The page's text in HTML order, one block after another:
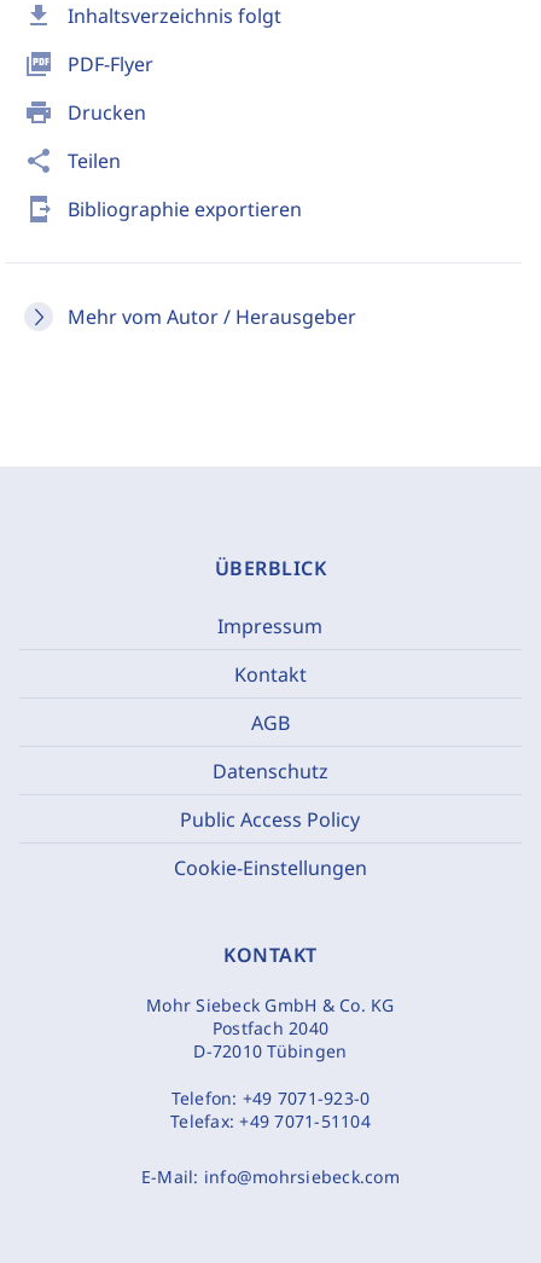
download Inhaltsverzeichnis folgt
picture_as_pdf PDF-Flyer
print Drucken
share Teilen
send_to_mobile Bibliographie exportieren
Mehr vom Autor / Herausgeber
ÜBERBLICK
Impressum
Kontakt
AGB
Datenschutz
Public Access Policy
Cookie-Einstellungen
KONTAKT
Mohr Siebeck GmbH & Co. KG
Postfach 2040
D-72010 Tübingen
Telefon: +49 7071-923-0
Telefax:+49 7071-51104
E-Mail: info@mohrsiebeck.com